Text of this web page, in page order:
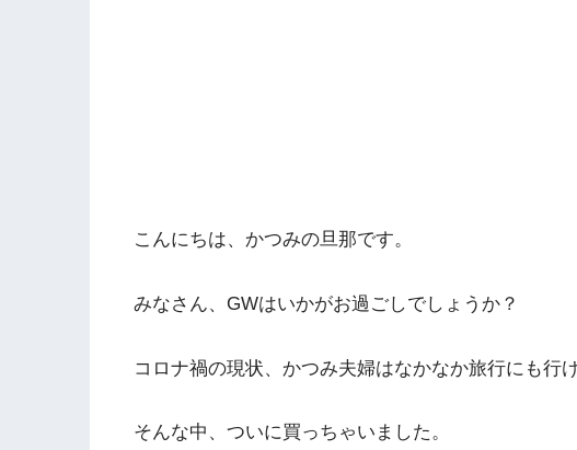
こんにちは、かつみの旦那です。
みなさん、GWはいかがお過ごしでしょうか？
コロナ禍の現状、かつみ夫婦はなかなか旅行にも行
そんな中、ついに買っちゃいました。